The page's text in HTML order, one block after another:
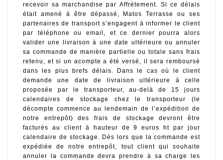
recevoir sa marchandise par Affrètement. Si ce délais
était amené à être dépassé, Matos Terrasse ou ses
partenaires de transport s’engagent à informer le client
par téléphone ou email, et ce dernier pourra alors
valider une livraison à une date ultérieure ou annuler
sa commande de manière partielle ou totale sans frais
retenu, et si un acompte a été versé, il sera remboursé
dans les plus brefs délais. Dans le cas où le client
demande une date de livraison ultérieure à celle
proposée par le transporteur, au-delà de 15 jours
calendaires de stockage chez le transporteur (le
décompte commence au lendemain de l’expédition de
notre entrepôt) des frais de stockage devront être
facturés au client à hauteur de 9 euros ht par jour
calendaire de stockage. Dès lors que la commande est
expédiée de notre entrepôt, tout client qui souhaite
annuler la commande devra prendre à sa charge les